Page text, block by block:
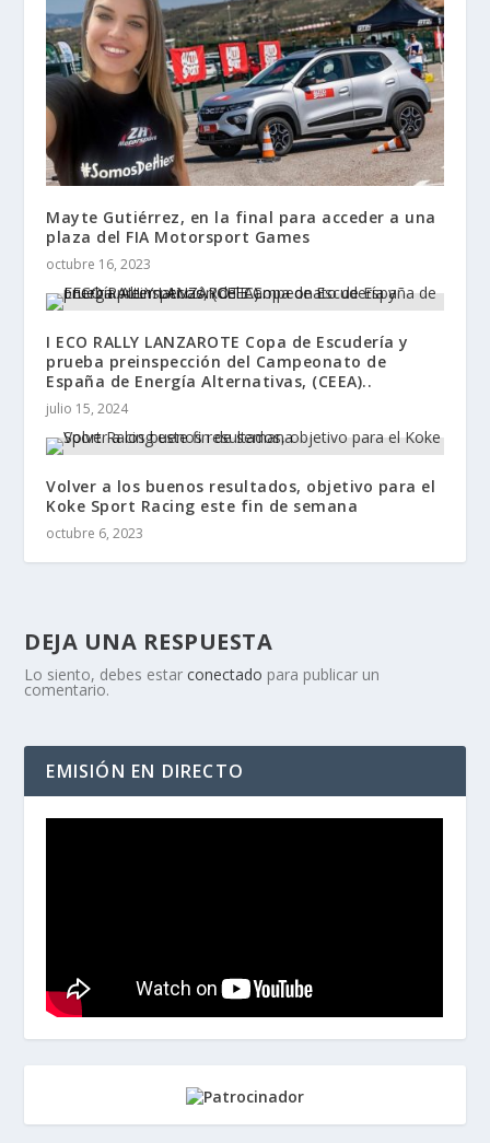
Mayte Gutiérrez, en la final para acceder a una
plaza del FIA Motorsport Games
octubre 16, 2023
I ECO RALLY LANZAROTE Copa de Escudería y
prueba preinspección del Campeonato de
España de Energía Alternativas, (CEEA)..
julio 15, 2024
Volver a los buenos resultados, objetivo para el
Koke Sport Racing este fin de semana
octubre 6, 2023
DEJA UNA RESPUESTA
Lo siento, debes estarconectado para publicar un
comentario.
EMISIÓN EN DIRECTO